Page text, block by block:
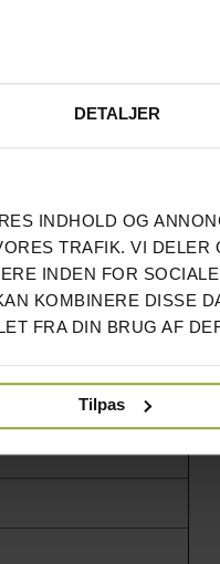
DETALJER
INDHOLD OG
TRAFIK. VI
INDEN FOR
KOMBINERE DISSE
FRA DIN BRUG AF
Tilpas